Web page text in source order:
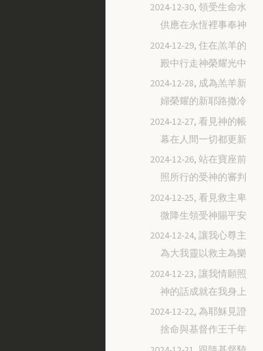
2024-12-30, 領受生命水
供應在永恆裡事奉神
2024-12-29, 住在羔羊的
殿中行走神榮耀光中
2024-12-28, 成為羔羊新
婦榮耀的新耶路撒冷
2024-12-27, 看見神的帳
幕在人間一切都更新
2024-12-26, 站在寶座前
照所行的受神的審判
2024-12-25, 看見救主卑
微降生領受神賜平安
2024-12-24, 讓我心尊主
為大我靈以救主為樂
2024-12-23, 讓我情願照
神的話成就在我身上
2024-12-22, 為耶穌見證
捨命與基督作王千年